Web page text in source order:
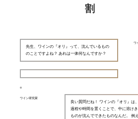
割
ワ
先生、ワインの『オリ』って、沈んでいるもの
のことですよね？ あれは一体何なんですか？
ワイン研究家
良い質問だね！ ワインの『オリ』は
過程や時間を置くことで、中に溶け
ものが沈んでできたものなんだ。 例